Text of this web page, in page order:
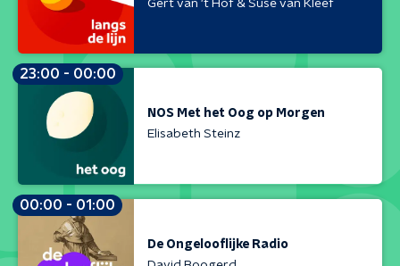
Gert van 't Hof & Suse van Kleef
23:00 - 00:00
NOS Met het Oog op Morgen
Elisabeth Steinz
00:00 - 01:00
De Ongelooflijke Radio